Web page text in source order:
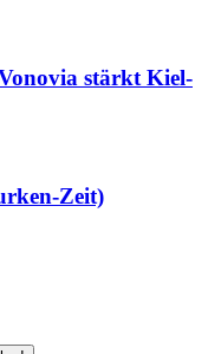
stärkt Kiel-
Zeit)